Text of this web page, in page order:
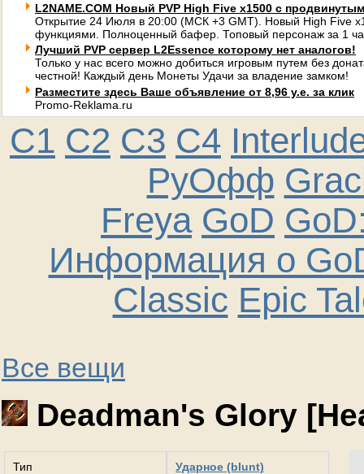
L2NAME.COM Новый PVP High Five x1500 с
Открытие 24 Июля в 20:00 (МСК +3 GMT). Новый High Five
функциями. Полноценный бафер. Топовый персонаж за 1
Лучший PVP сервер L2Essence которому нет аналогов!
Только у нас всего можно добиться игровым путем без
честной! Каждый день Монеты Удачи за владение замком!
Разместите здесь Ваше объявление от 8,96 у.е. за клик
Promo-Reklama.ru
C1 C2 C3 C4
РуОфф
Freya GoD
Информация о
Classic Epic
Все вещи
Deadman's Glory
Тип Ударное (blunt)